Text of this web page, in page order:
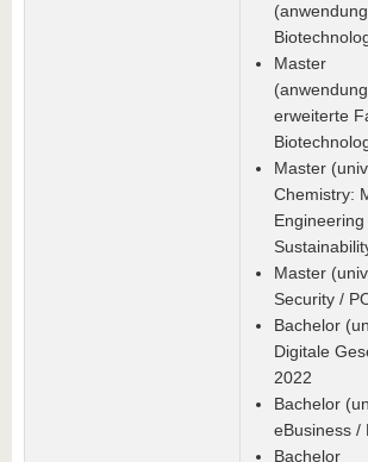
Master
erweiterte
Master
Chemistry:
Engineering
Master
Security /
Bachelor
Digitale
2022
Bachelor
eBusiness /
Bachelor